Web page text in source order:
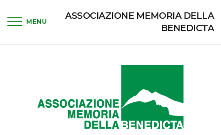
ASSOCIAZIONE MEMORIA DELLA
BENEDICTA